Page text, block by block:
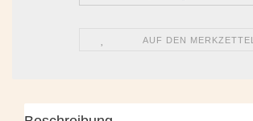
AUF DEN MERKZETTEL